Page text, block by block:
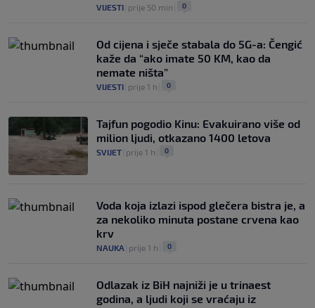
VIJESTI prije 50 min 0
Od cijena i sječe stabala do 5G-a: Čengić
kaže da “ako imate 50 KM, kao da
nemate ništa”
VIJESTI prije 1 h 0
Tajfun pogodio Kinu: Evakuirano više od
milion ljudi, otkazano 1400 letova
SVIJET prije 1 h 0
Voda koja izlazi ispod glečera bistra je, a
za nekoliko minuta postane crvena kao
krv
NAUKA prije 1 h 0
Odlazak iz BiH najniži je u trinaest
godina, a ljudi koji se vraćaju iz